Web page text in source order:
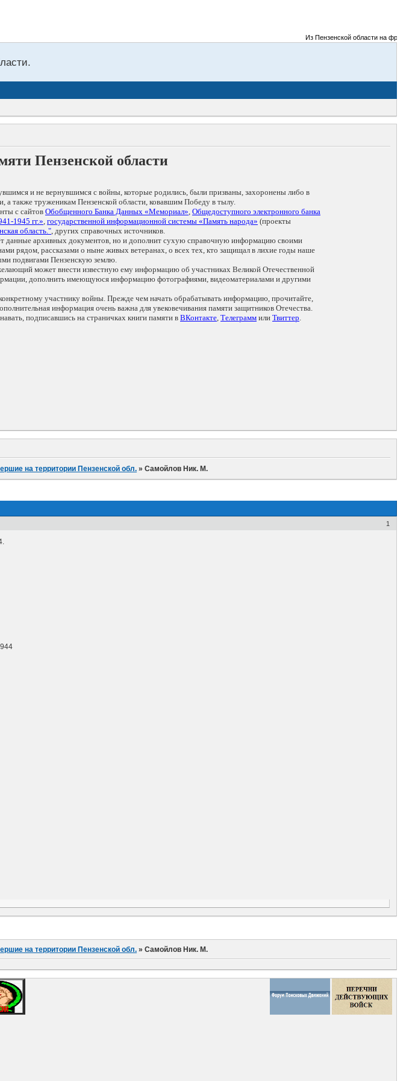
Из Пензенской области на фронты
Пензенской области
и не вернувшимся с войны, которые родились, были призваны, захоронены либо в
а также труженикам Пензенской области, ковавшим Победу в тылу.
с сайтовОбобщенного Банка Данных «Мемориал», Общедоступного электронного банка
1945 гг.», государственной информационной системы «Память народа» (проекты
область.", других справочных источников.
данные архивных документов, но и дополнит сухую справочную информацию своими
рядом, рассказами о ныне живых ветеранах, о всех тех, кто защищал в лихие годы наше
подвигами Пензенскую землю.
может внести известную ему информацию об участниках Великой Отечественной
дополнить имеющуюся информацию фотографиями, видеоматериалами и другими
участнику войны. Прежде чем начать обрабатывать информацию, прочитайте,
информация очень важна для увековечивания памяти защитников Отечества.
подписавшись на страничках книги памяти вВКонтакте, Телеграмм или Твиттер.
на территории Пензенской обл. »Самойлов Ник. М.
1
на территории Пензенской обл. »Самойлов Ник. М.